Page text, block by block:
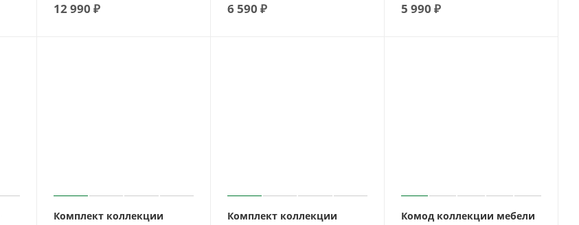
12 990 ₽ 6 590 ₽ 5 990 ₽
Комплект коллекции
Комплект коллекции
Комод коллекции мебели